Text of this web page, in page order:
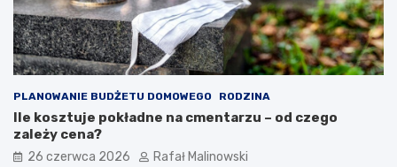
PLANOWANIE BUDŻETU DOMOWEGO RODZINA
Ile kosztuje pokładne na cmentarzu – od czego
zależy cena?
26 czerwca 2026 Rafał Malinowski